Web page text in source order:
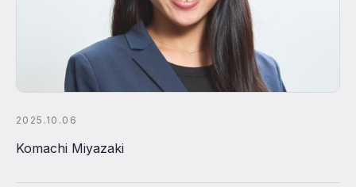
2025.10.06
Komachi Miyazaki